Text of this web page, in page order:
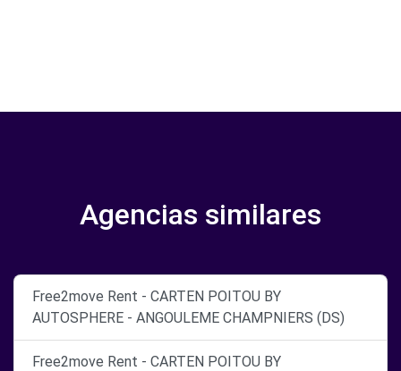
Agencias similares
Free2move Rent - CARTEN POITOU BY
AUTOSPHERE - ANGOULEME CHAMPNIERS (DS)
Free2move Rent - CARTEN POITOU BY